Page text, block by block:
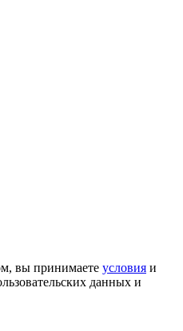
вы принимаете условия и
данных и